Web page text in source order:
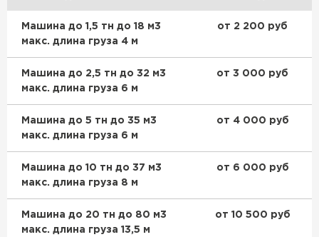
Машина до 1,5 тн до 18 м3
макс. длина груза 4 м
от 2 200 руб
Машина до 2,5 тн до 32 м3
макс. длина груза 6 м
от 3 000 руб
Машина до 5 тн до 35 м3
макс. длина груза 6 м
от 4 000 руб
Машина до 10 тн до 37 м3
макс. длина груза 8 м
от 6 000 руб
Машина до 20 тн до 80 м3
макс. длина груза 13,5 м
от 10 500 руб